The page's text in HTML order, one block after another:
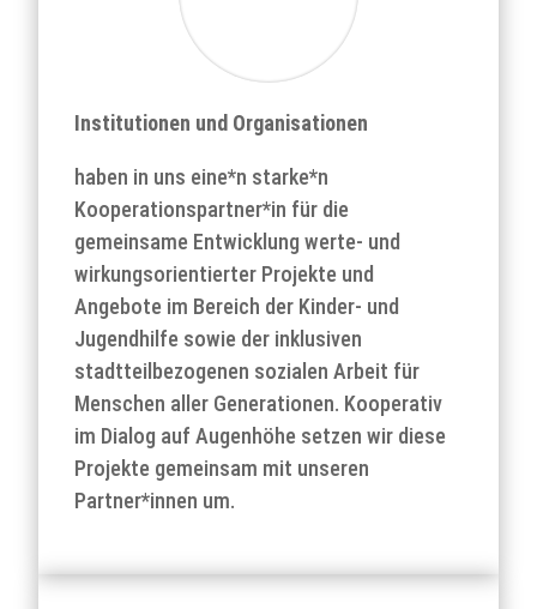
Institutionen und Organisationen
haben in uns eine*n starke*n
Kooperationspartner*in für die
gemeinsame Entwicklung werte- und
wirkungsorientierter Projekte und
Angebote im Bereich der Kinder- und
Jugendhilfe sowie der inklusiven
stadtteilbezogenen sozialen Arbeit für
Menschen aller Generationen. Kooperativ
im Dialog auf Augenhöhe setzen wir diese
Projekte gemeinsam mit unseren
Partner*innen um.